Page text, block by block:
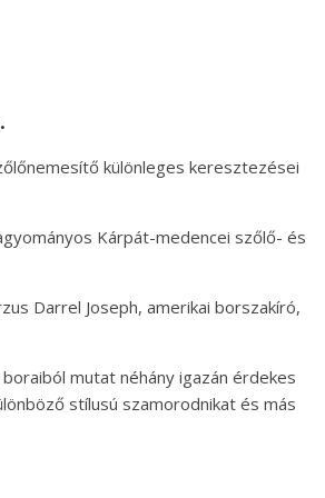
különleges keresztezései
Kárpát-medencei szőlő- és
Darrel Joseph, amerikai borszakíró,
mutat néhány igazán érdekes
stílusú szamorodnikat és más